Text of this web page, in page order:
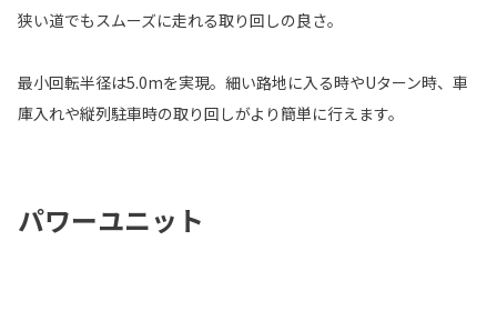
狭い道でもスムーズに走れる取り回しの良さ。
最小回転半径は5.0mを実現。細い路地に入る時やUターン時、車
庫入れや縦列駐車時の取り回しがより簡単に行えます。
パワーユニット